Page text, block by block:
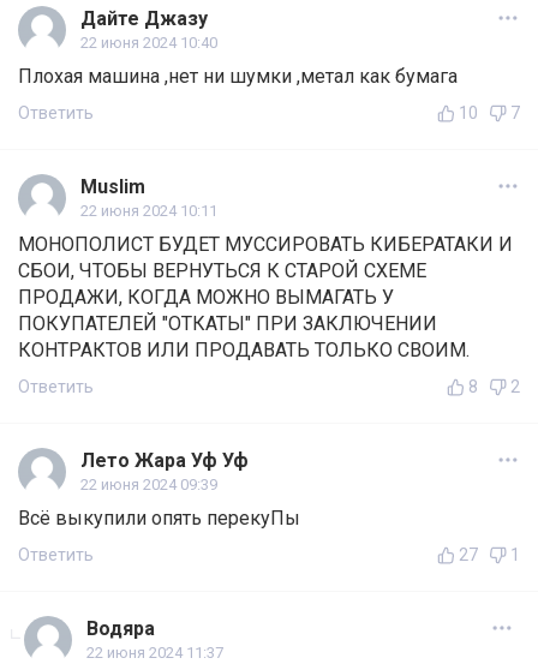
Дайте Джазу
22 июня 2024 10:40
Плохая машина ,нет ни шумки ,метал как бумага
Ответить 10 7
Muslim
22 июня 2024 10:11
МОНОПОЛИСТ БУДЕТ МУССИРОВАТЬ КИБЕРАТАКИ И
СБОИ, ЧТОБЫ ВЕРНУТЬСЯ К СТАРОЙ СХЕМЕ
ПРОДАЖИ, КОГДА МОЖНО ВЫМАГАТЬ У
ПОКУПАТЕЛЕЙ "ОТКАТЫ" ПРИ ЗАКЛЮЧЕНИИ
КОНТРАКТОВ ИЛИ ПРОДАВАТЬ ТОЛЬКО СВОИМ.
Ответить 8 2
Лето Жара Уф Уф
22 июня 2024 09:39
Всё выкупили опять перекуПы
Ответить 27 1
Водяра
22 июня 2024 11:37